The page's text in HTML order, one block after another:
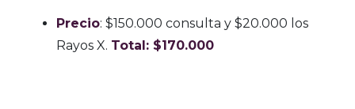
Precio: $150.000 consulta y $20.000 los
Rayos X. Total: $170.000